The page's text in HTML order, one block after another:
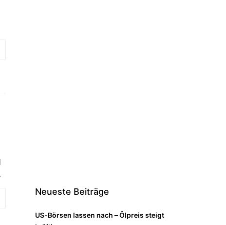
Neueste Beiträge
US-Börsen lassen nach – Ölpreis steigt